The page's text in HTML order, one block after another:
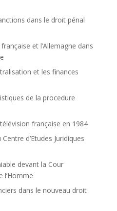
dans le droit pénal
française et l’Allemagne dans
et les finances
de la procedure
télévision française en 1984
d’Etudes Juridiques
devant la Cour
l’Homme
dans le nouveau droit